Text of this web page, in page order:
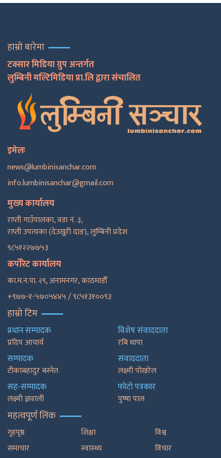
हाम्रो बारेमा
टक्सार मिडिया ग्रुप अन्तर्गत
लुम्बिनी मल्टिमिडिया प्रा.लि द्वारा संचालित
इमेलः
news@lumbinisanchar.com
info.lumbinisanchar@gmail.com
मुख्य कार्यालय
राप्ती गाउँपालका, वडा नं. ३,
राप्ती उपत्यका (देउखुरी दाङ), लुम्बिनी प्रदेश
९८५१२२७७५३
कर्पोरेट कार्यालय
का.म.न.पा. २९, अनामनगर, काठमाडाैँ
+९७७-१-५७०५४४५ / ९८५१३१००९३
हाम्रो टिम
प्रधान सम्पादक
प्रदिप आचार्य
सम्पादक
टीकाबहादुर बस्नेत
सह-सम्पादक
लक्ष्मी ज्ञवाली
विशेष संवाददाता
रबि थापा
संवाददाता
लक्ष्मी पोखरेल
फाेटाे पत्रकार
पुष्षा पाल
महत्वपूर्ण लिंक
गृहपृष्ठ
समाचार
शिक्षा
स्वास्थ्य
विश्व
विचार